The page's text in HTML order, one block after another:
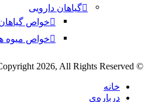
گیاهان دارویی
خواص
خواص میوه
© Copyright 2026, All Rights Reserved
خانه
درباره‌ی